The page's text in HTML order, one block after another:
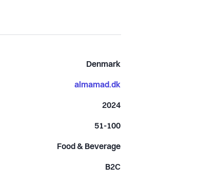
Denmark
almamad.dk
2024
51-100
Food & Beverage
B2C